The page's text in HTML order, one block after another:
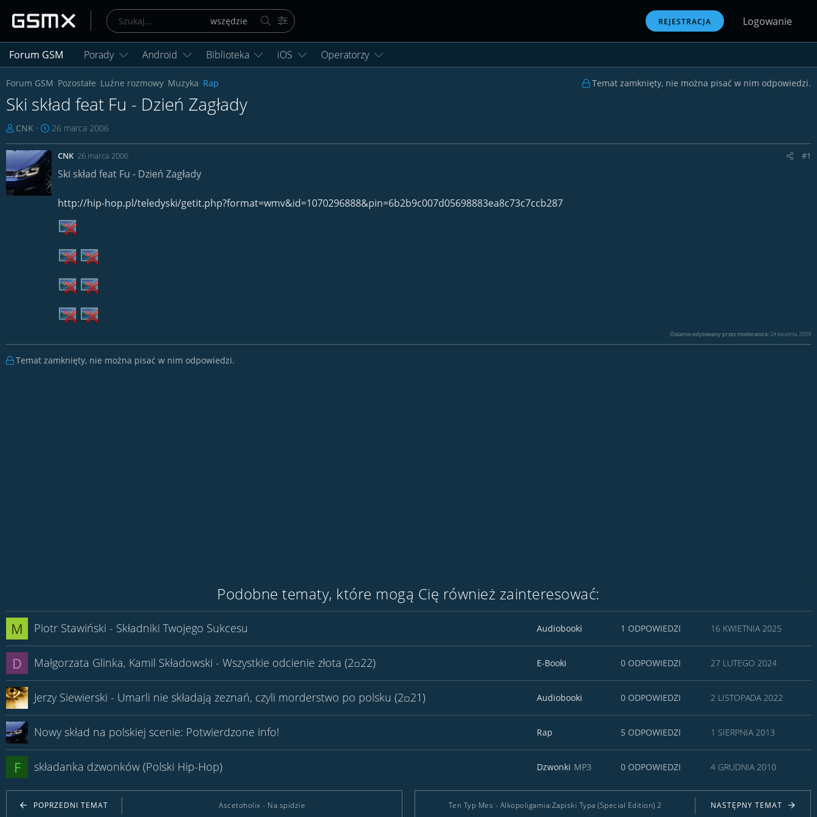
SzukajWięcej opcji… REJESTRACJA Logowanie
Forum GSM Porady Android Biblioteka iOS Operatorzy
Forum GSM Pozostałe Luźne rozmowy Muzyka Rap
Ski skład feat Fu - Dzień Zagłady
T
r
a
CNK
D
t
r
o
26 marca 2006
Temat zamknięty, nie można pisać w nim odpowiedzi.
CNK 26 marca 2006 #1
Ski skład feat Fu - Dzień Zagłady
http://hip-hop.pl/teledyski/getit.php?format=wmv&id=1070296888&pin=6b2b9c007d05698883ea8c73c7ccb287
Ostatnio edytowany przez moderatora: 24 kwietnia 2009
Temat zamknięty, nie można pisać w nim odpowiedzi.
Podobne tematy, które mogą Cię również zainteresować:
M Piotr Stawiński - Składniki Twojego Sukcesu Audiobooki 1 ODPOWIEDZI 16 KWIETNIA 2025
D Małgorzata Glinka, Kamil Składowski - Wszystkie odcienie złota (2꤀22) E-Booki 0 ODPOWIEDZI 27 LUTEGO 2024
Jerzy Siewierski - Umarli nie składają zeznań, czyli morderstwo po polsku (2꤀21) Audiobooki 0 ODPOWIEDZI 2 LISTOPADA 2022
Nowy skład na polskiej scenie: Potwierdzone info! Rap 5 ODPOWIEDZI 1 SIERPNIA 2013
F składanka dzwonków (Polski Hip-Hop) Dzwonki MP3 0 ODPOWIEDZI 4 GRUDNIA 2010
Ascetoholix - Na spidzie
POPRZEDNI TEMAT Ten Typ Mes - Alkopoligamia:Zapiski Typa (Special Edition) 2 NASTĘPNY TEMAT